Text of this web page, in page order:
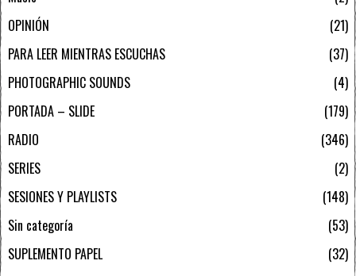
OPINIÓN
21
PARA LEER MIENTRAS ESCUCHAS
37
PHOTOGRAPHIC SOUNDS
4
PORTADA – SLIDE
179
RADIO
346
SERIES
2
SESIONES Y PLAYLISTS
148
Sin categoría
53
SUPLEMENTO PAPEL
32